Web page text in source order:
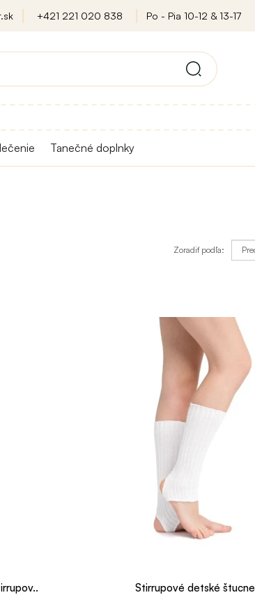
+421 221 020 838 Po - Pia 10-12 & 13-17
Tanečné doplnky
Zoradiť podľa:
Stirrupové detské štucne